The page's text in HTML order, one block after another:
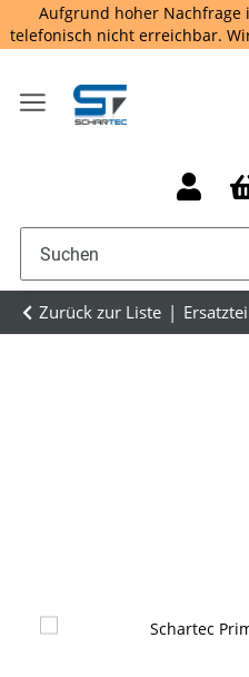
Aufgrund hoher Nachfrage
telefonisch nicht erreichbar.
Zurück zur Liste